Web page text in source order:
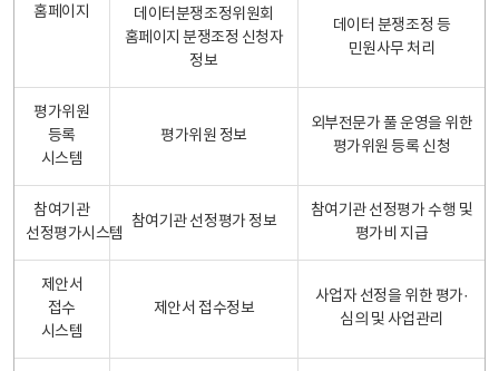
홈페이지
데이터분쟁조정위원회
홈페이지 분쟁조정 신청자
정보
데이터 분쟁조정 등
민원사무 처리
평가위원
등록
시스템
평가위원 정보
외부전문가 풀 운영을 위한
평가위원 등록 신청
참여기관
선정평가시스템
참여기관 선정평가 정보
참여기관 선정평가 수행 및
평가비 지급
제안서
접수
시스템
제안서 접수정보
사업자 선정을 위한 평가·
심의 및 사업관리